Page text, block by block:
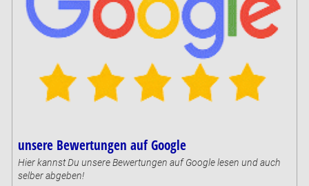
unsere Bewertungen auf Google
Hier kannst Du unsere Bewertungen auf Google lesen und auch
selber abgeben!